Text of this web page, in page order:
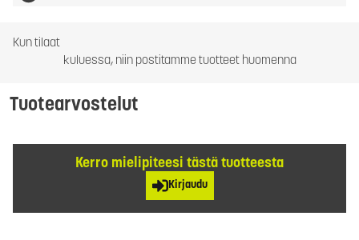
Kun tilaat
kuluessa, niin postitamme tuotteet huomenna
Tuotearvostelut
Kerro mielipiteesi tästä tuotteesta
Kirjaudu